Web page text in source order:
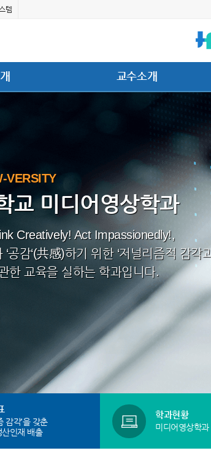
템
교수소개
VERSITY
교 미디어영상학과
Creatively! Act Impassionedly!,
‘공감‘(共感)하기 위한 ‘저널리즘적 감
한 교육을 실하는 학과입니다.
감각'을 갖춘
인재 배출
학과현황
미디어영상학과